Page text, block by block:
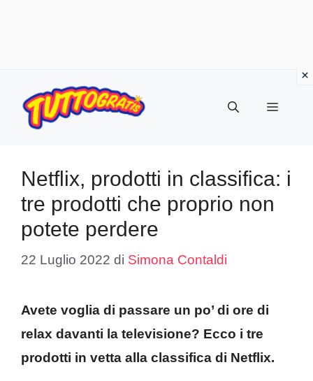
contenuto
Menu
Netflix, prodotti in classifica: i
tre prodotti che proprio non
potete perdere
22 Luglio 2022 di Simona Contaldi
Avete voglia di passare un po’ di ore di
relax davanti la televisione? Ecco i tre
prodotti in vetta alla classifica di Netflix.